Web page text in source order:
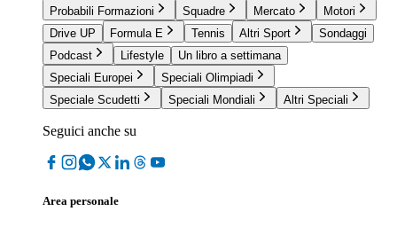
Probabili Formazioni
Squadre Mercato
Motori
Drive UP
Formula E Tennis Altri Sport
Sondaggi
Podcast
Lifestyle
Un libro a settimana
Speciali Europei
Speciali Olimpiadi
Speciale Scudetti
Speciali Mondiali Altri Speciali
Seguici anche su
Area personale